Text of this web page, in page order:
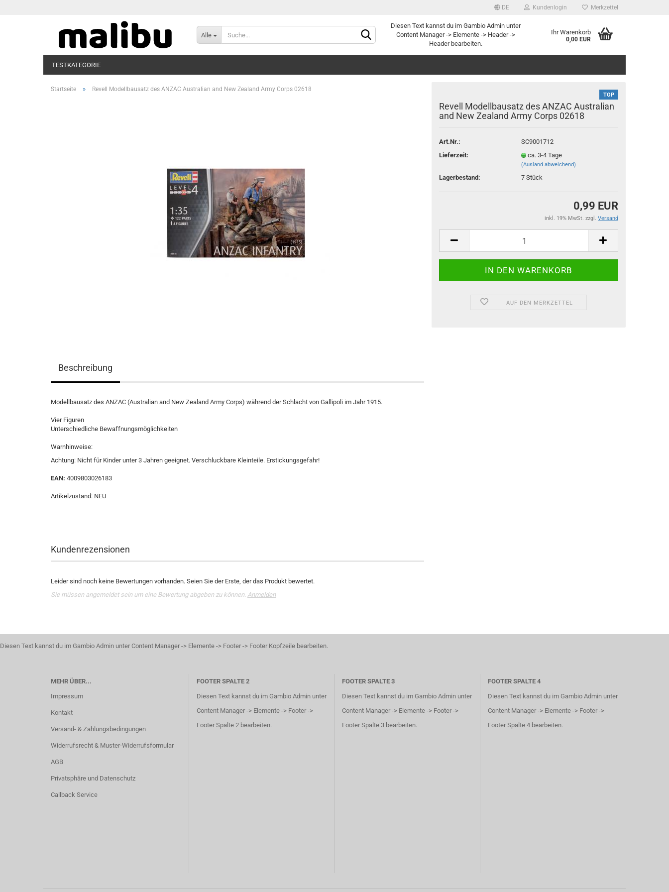
DE
Sprache auswählen
Kundenlogin
Konto erstellen
Passwort vergessen?
Merkzettel
Alle
Diesen Text kannst du im Gambio Admin unter
Content Manager -> Elemente -> Header ->
Header bearbeiten.
Ihr Warenkorb
0,00 EUR
TESTKATEGORIE
Startseite » Revell Modellbausatz des ANZAC Australian and New Zealand Army Corps 02618
TOP
Revell Modellbausatz des ANZAC Australian
and New Zealand Army Corps 02618
Art.Nr.:
SC9001712
Lieferzeit:
ca. 3-4 Tage
(Ausland abweichend)
Lagerbestand: 7 Stück
0,99 EUR
inkl. 19% MwSt. zzgl. Versand
AUF DEN MERKZETTEL
Beschreibung
Modellbausatz des ANZAC (Australian and New Zealand Army Corps) während der Schlacht von Gallipoli im Jahr 1915.
Vier Figuren
Unterschiedliche Bewaffnungsmöglichkeiten
Warnhinweise:
Achtung: Nicht für Kinder unter 3 Jahren geeignet. Verschluckbare Kleinteile. Erstickungsgefahr!
EAN: 4009803026183
Artikelzustand: NEU
Kundenrezensionen
Leider sind noch keine Bewertungen vorhanden. Seien Sie der Erste, der das Produkt bewertet.
Sie müssen angemeldet sein um eine Bewertung abgeben zu können. Anmelden
Diesen Text kannst du im Gambio Admin unter Content Manager -> Elemente -> Footer -> Footer Kopfzeile bearbeiten.
MEHR ÜBER...
Impressum
Kontakt
Versand- & Zahlungsbedingungen
Widerrufsrecht & Muster-Widerrufsformular
AGB
Privatsphäre und Datenschutz
Callback Service
FOOTER SPALTE 2
Diesen Text kannst du im Gambio Admin unter
Content Manager -> Elemente -> Footer ->
Footer Spalte 2 bearbeiten.
FOOTER SPALTE 3
Diesen Text kannst du im Gambio Admin unter
Content Manager -> Elemente -> Footer ->
Footer Spalte 3 bearbeiten.
FOOTER SPALTE 4
Diesen Text kannst du im Gambio Admin unter
Content Manager -> Elemente -> Footer ->
Footer Spalte 4 bearbeiten.